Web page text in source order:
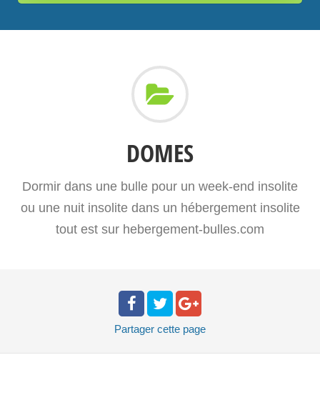
DOMES
Dormir dans une bulle pour un week-end insolite
ou une nuit insolite dans un hébergement insolite
tout est sur hebergement-bulles.com
Partager cette page